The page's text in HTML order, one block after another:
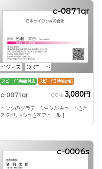
ビジネス QRコード
c-0871qr
スピード1時間対応 スピード3時間対応
c-0871qr 100枚 3,080円
ピンクのグラデーションがキュートさと
スタイリッシュさをアピール！
c-0006s